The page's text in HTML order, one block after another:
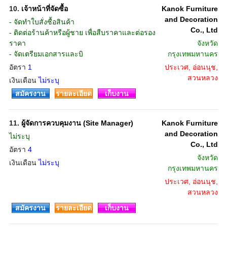
10. เจ้าหน้าที่จัดซื้อ
- จัดทำใบสั่งซื้อสินค้า
- ติดต่อร้านค้าหรือผู้ชาย เพื่อสืบราคาและต่อรอง
ราคา
- จัดเตรียมเอกสารและบิ
อัตรา 1
เงินเดือนไม่ระบุ
Kanok Furniture
and Decoration
Co., Ltd
จังหวัด
กรุงเทพมหานคร
ประเวศ, อ่อนนุช,
สวนหลวง
สมัครงาน
รายละเอียด เก็บงาน
11. ผู้จัดการควบคุมงาน (Site Manager)
ไม่ระบุ
อัตรา 4
เงินเดือนไม่ระบุ
Kanok Furniture
and Decoration
Co., Ltd
จังหวัด
กรุงเทพมหานคร
ประเวศ, อ่อนนุช,
สวนหลวง
สมัครงาน
รายละเอียด เก็บงาน